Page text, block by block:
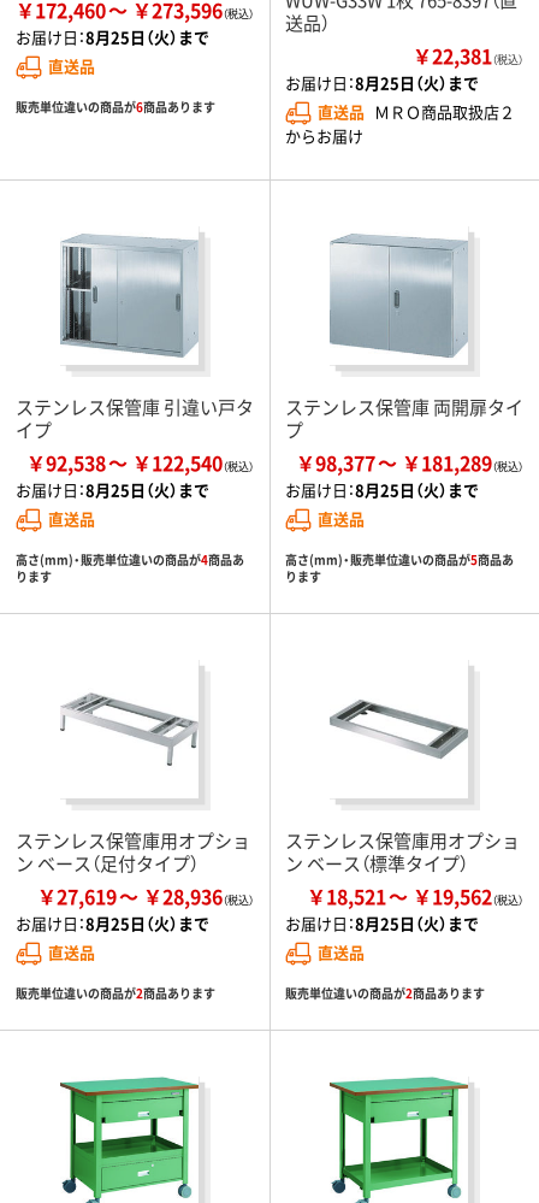
￥172,460 ￥273,596
お届け日：8月25日（火）まで
直送品
販売単位違いの商品が6商品あります
送品）
￥22,381（税込）
お届け日：8月25日（火）まで
直送品 ＭＲＯ商品取扱店２
からお届け
ステンレス保管庫 引違い戸タ
イプ
￥92,538 ￥122,540
お届け日：8月25日（火）まで
直送品
高さ(mm)・販売単位違いの商品が4商品あ
ります
ステンレス保管庫 両開扉タイ
プ
￥98,377 ￥181,289
お届け日：8月25日（火）まで
直送品
高さ(mm)・販売単位違いの商品が5商品あ
ります
ステンレス保管庫用オプショ
ン ベース（足付タイプ）
￥27,619 ￥28,936
お届け日：8月25日（火）まで
直送品
販売単位違いの商品が2商品あります
ステンレス保管庫用オプショ
ン ベース（標準タイプ）
￥18,521 ￥19,562
お届け日：8月25日（火）まで
直送品
販売単位違いの商品が2商品あります